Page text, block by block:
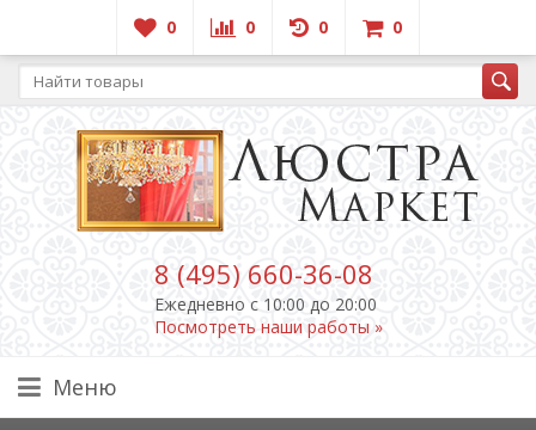
0 0 0 0
8 (495) 660-36-08
Ежедневно c 10:00 до 20:00
Посмотреть наши работы »
Меню